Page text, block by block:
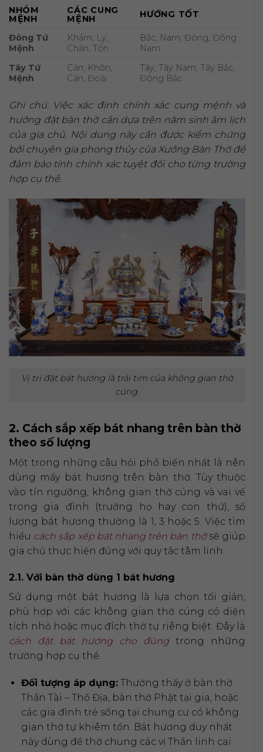
NHÓM
MỆNH
CÁC CUNG
MỆNH
HƯỚNG TỐT
Đông Tứ
Mệnh
Khảm, Ly,
Chấn, Tốn
Bắc, Nam, Đông, Đông
Nam
Tây Tứ
Mệnh
Càn, Khôn,
Cấn, Đoài
Tây, Tây Nam, Tây Bắc,
Đông Bắc
Ghi chú: Việc xác định chính xác cung mệnh và
hướng đặt bàn thờ cần dựa trên năm sinh âm lịch
của gia chủ. Nội dung này cần được kiểm chứng
bởi chuyên gia phong thủy của Xưởng Bàn Thờ để
đảm bảo tính chính xác tuyệt đối cho từng trường
hợp cụ thể.
Vị trí đặt bát hương là trái tim của không gian thờ
cúng.
2. Cách sắp xếp bát nhang trên bàn thờ
theo số lượng
Một trong những câu hỏi phổ biến nhất là nên
dùng mấy bát hương trên bàn thờ. Tùy thuộc
vào tín ngưỡng, không gian thờ cúng và vai vế
trong gia đình (trưởng họ hay con thứ), số
lượng bát hương thường là 1, 3 hoặc 5. Việc tìm
hiểu cách sắp xếp bát nhang trên bàn thờsẽ giúp
gia chủ thực hiện đúng với quy tắc tâm linh.
2.1. Với bàn thờ dùng 1 bát hương
Sử dụng một bát hương là lựa chọn tối giản,
phù hợp với các không gian thờ cúng có diện
tích nhỏ hoặc mục đích thờ tự riêng biệt. Đây là
cách đặt bát hương cho đúng trong những
trường hợp cụ thể.
Đối tượng áp dụng:Thường thấy ở bàn thờ
Thần Tài – Thổ Địa, bàn thờ Phật tại gia, hoặc
các gia đình trẻ sống tại chung cư có không
gian thờ tự khiêm tốn. Bát hương duy nhất
này dùng để thờ chung các vị Thần linh cai